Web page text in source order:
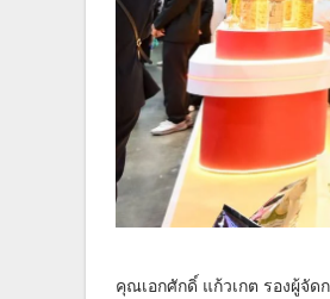
คุณเอกศักดิ์ แก้วเกต รองผู้จัด